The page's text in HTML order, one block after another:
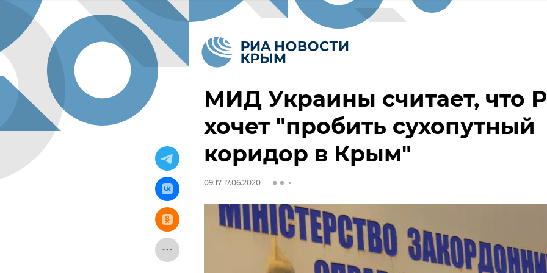
МИД Украины считает, что
хочет "пробить сухопутный
коридор в Крым"
09:17 17.06.2020